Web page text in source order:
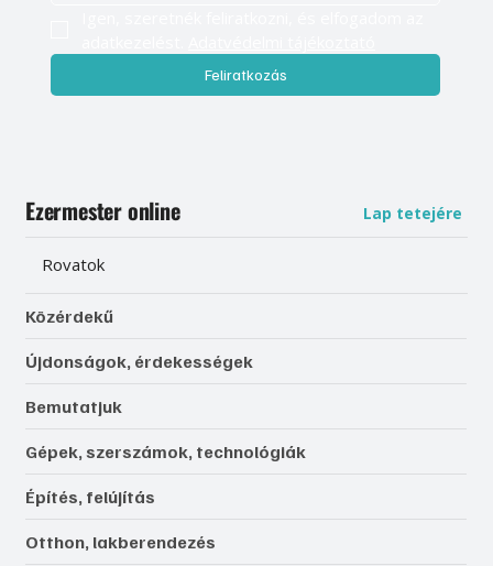
Feliratkozás
Ezermester online Lap tetejére
Rovatok
Közérdekű
Újdonságok, érdekességek
Bemutatjuk
Gépek, szerszámok, technológiák
Építés, felújítás
Otthon, lakberendezés